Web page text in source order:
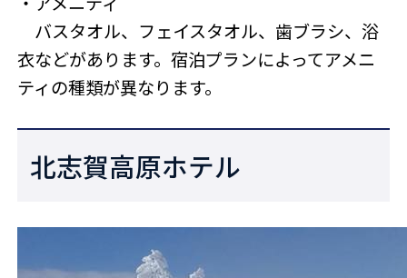
バスタオル、フェイスタオル、歯ブラシ、浴
衣などがあります。宿泊プランによってアメニ
ティの種類が異なります。
北志賀高原ホテル